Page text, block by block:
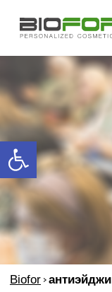
Open toolbar
Biofor>